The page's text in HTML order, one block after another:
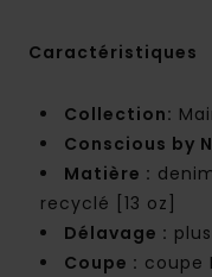
Caractéristiques
Collection:
Conscious by
Matière :
recyclé [13 oz]
Délavage :
Coupe : coupe